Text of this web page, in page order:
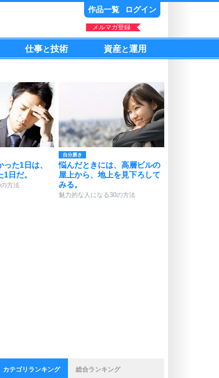
作品一覧 ログイン
メルマガ登録
仕事と技術 資産と運用
た1日は、
日だ。
方法
自分磨き
悩んだときには、高層ビルの
屋上から、地上を見下ろして
みる。
魅力的な人になる30の方法
カテゴリランキング 総合ランキング